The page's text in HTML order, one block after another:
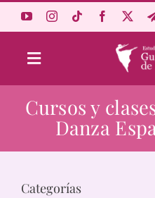
Toggle
Navigation
Cursos y
Danza
Categorías